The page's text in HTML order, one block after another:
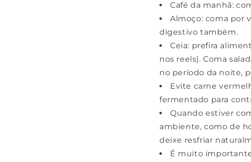
Café da manhã:
Almoço: coma por
digestivo também.
Ceia: prefira
nos reels). Coma
no período da noite,
Evite carne
fermentado para
Quando estiver
ambiente, como de
deixe resfriar
É muito